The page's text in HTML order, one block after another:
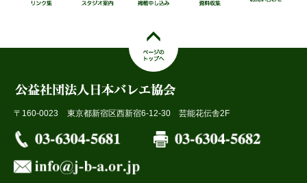
〒160-0023 東京都新宿区西新宿6-12-30 芸能花伝舎2F